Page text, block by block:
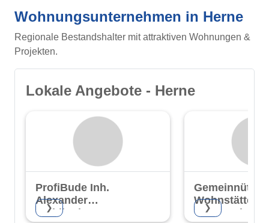
Wohnungsunternehmen in Herne
Regionale Bestandshalter mit attraktiven Wohnungen &
Projekten.
Lokale Angebote - Herne
ProfiBude Inh.
Alexander
Peddinghaus
❯
Wanne-Eickel
❯